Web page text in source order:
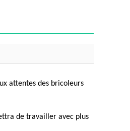
attentes des bricoleurs
de travailler avec plus